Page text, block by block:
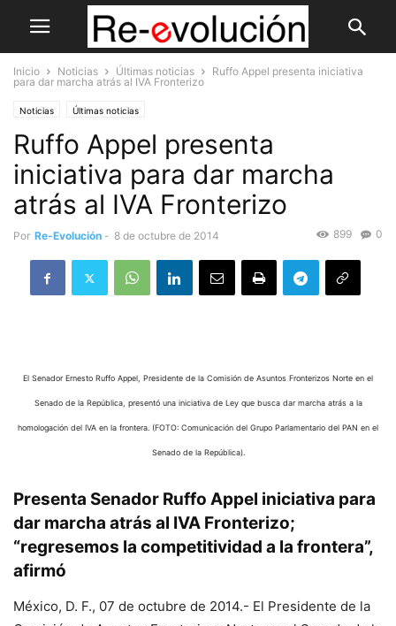
Inicio Noticias Últimas noticias
Ruffo Appel presenta iniciativa
para dar marcha atrás al IVA Fronterizo
Noticias Últimas noticias
Ruffo Appel presenta
iniciativa para dar marcha
atrás al IVA Fronterizo
Por Re-Evolución - 8 de octubre de 2014 0
899
El Senador Ernesto Ruffo Appel, Presidente de la Comisión de Asuntos Fronterizos Norte en el
Senado de la República, presentó una iniciativa de Ley que busca dar marcha atrás a la
homologación del IVA en la frontera. (FOTO: Comunicación del Grupo Parlamentario del PAN en el
Senado de la República).
Presenta Senador Ruffo Appel iniciativa para
dar marcha atrás al IVA Fronterizo;
“regresemos la competitividad a la frontera”,
afirmó
México, D. F., 07 de octubre de 2014.- El Presidente de la